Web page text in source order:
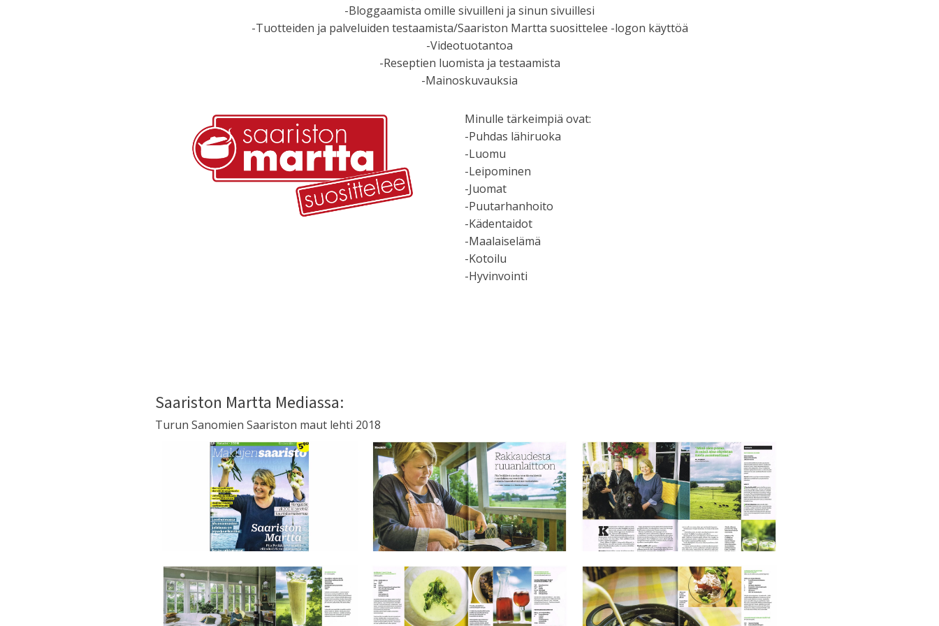
-Bloggaamista omille sivuilleni ja sinun sivuillesi
-Tuotteiden ja palveluiden testaamista/Saariston Martta suosittelee -logon käyttöä
-Videotuotantoa
-Reseptien luomista ja testaamista
-Mainoskuvauksia
Minulle tärkeimpiä ovat:
-Puhdas lähiruoka
-Luomu
-Leipominen
-Juomat
-Puutarhanhoito
-Kädentaidot
-Maalaiselämä
-Kotoilu
-Hyvinvointi
Saariston Martta Mediassa:
Turun Sanomien Saariston maut lehti 2018